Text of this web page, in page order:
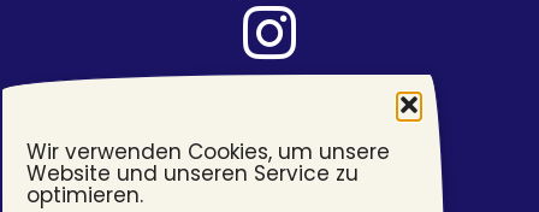
Wir verwenden Cookies, um unsere
Website und unseren Service zu
optimieren.